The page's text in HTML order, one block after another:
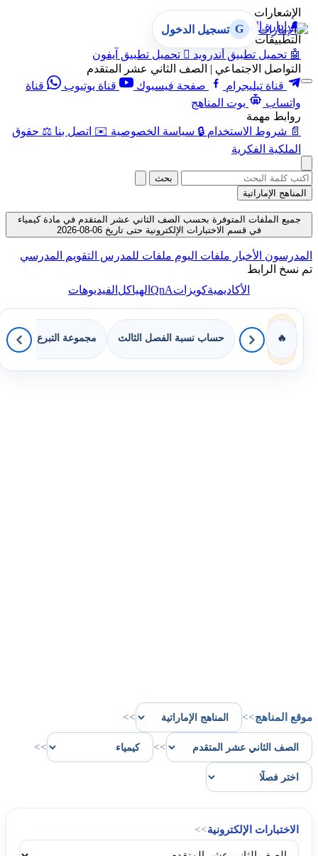
الإشعارات
🔔 إدارة الإشعارات
التطبيقات
🤖 تحميل تطبيق أندرويد  تحميل تطبيق آيفون
التواصل الاجتماعي | الصف الثاني عشر المتقدم
قناة تيليجرام
صفحة فيسبوك قناة يوتيوب
قناة
واتساب
بوت المناهج
روابط مهمة
📄 شروط الاستخدام 🔒 سياسة الخصوصية ✉️ اتصل بنا ⚖️ حقوق
الملكية الفكرية
G تسجيل الدخول
بحث
المناهج الإماراتية
جميع الملفات المتوفرة بحسب الصف الثاني عشر المتقدم في مادة كيمياء
في قسم الاختبارات الإلكترونية حتى تاريخ 06-08-2026
المدرسون الأخبار ملفات اليوم ملفات للمدرس التقويم المدرسي
تم نسخ الرابط
الأكاديميةكويزاتQnAالهياكلالفيديوهات
🔥 حساب نسبة الفصل الثالث مجموعة التبرع بالكتب
موقع المناهج>>
>>
>>
>>
الاختبارات الإلكترونية>>